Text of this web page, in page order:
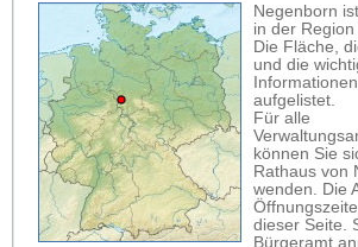
Negenborn
in der Region
Die Fläche,
und die
aufgelistet.
Für alle
können Sie
Rathaus von
wenden. Die
dieser Seite.
Bürgeramt